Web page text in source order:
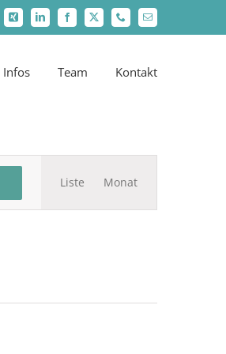
Xing LinkedInFacebook
X TelefonE-
Mail
Infos Team Kontakt
Ansichten-
Navigation
Liste Monat